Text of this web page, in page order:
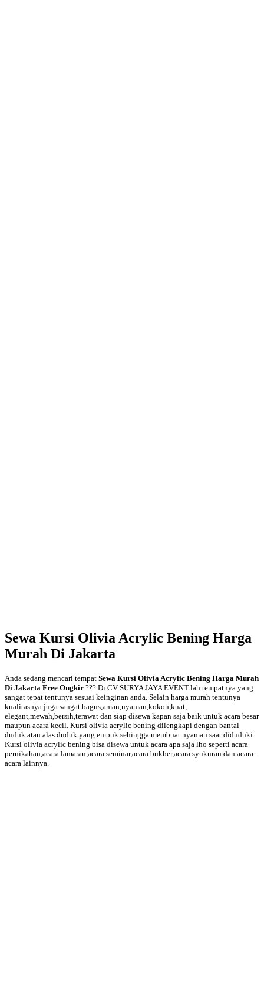
Sewa Kursi Olivia Acrylic Bening Harga
Murah Di Jakarta
Anda sedang mencari tempat Sewa Kursi Olivia Acrylic Bening Harga Murah
Di Jakarta Free Ongkir ??? Di CV SURYA JAYA EVENT lah tempatnya yang
sangat tepat tentunya sesuai keinginan anda. Selain harga murah tentunya
kualitasnya juga sangat bagus,aman,nyaman,kokoh,kuat,
elegant,mewah,bersih,terawat dan siap disewa kapan saja baik untuk acara besar
maupun acara kecil. Kursi olivia acrylic bening dilengkapi dengan bantal
duduk atau alas duduk yang empuk sehingga membuat nyaman saat diduduki.
Kursi olivia acrylic bening bisa disewa untuk acara apa saja lho seperti acara
pernikahan,acara lamaran,acara seminar,acara bukber,acara syukuran dan acara-
acara lainnya.